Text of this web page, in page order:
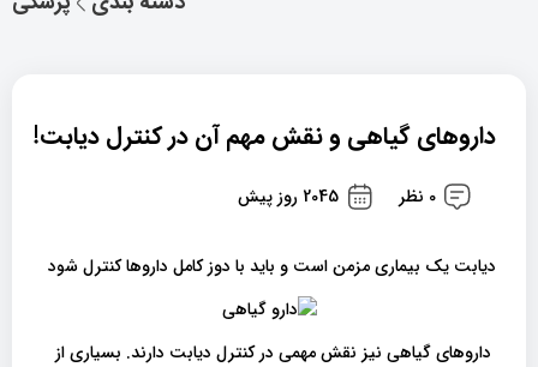
داروهای گیاهی و نقش مهم آن در کنترل دیابت!
0 نظر 2045 روز پیش
دیابت یک بیماری مزمن است و باید با دوز کامل داروها کنترل شود
داروهای گیاهی نیز نقش مهمی در کنترل دیابت دارند. بسیاری از